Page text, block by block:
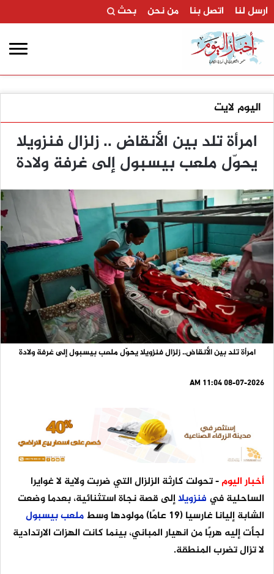
ارسل لنا اتصل بنا من نحن بحث
اليوم لايت
امرأة تلد بين الأنقاض .. زلزال فنزويلا
يحوّل ملعب بيسبول إلى غرفة ولادة
امرأة تلد بين الأنقاض.. زلزال فنزويلا يحوّل ملعب بيسبول إلى غرفة ولادة
08-07-2026 11:04 AM
أخبار اليوم- تحولت كارثة الزلزال التي ضربت ولاية لا غوايرا
الساحلية في فنزويلاإلى قصة نجاة استثنائية، بعدما وضعت
الشابة إليانا غارسيا (19 عامًا) مولودها وسط
ملعببيسبول
لجأت إليه هربًا من انهيار المباني، بينما كانت الهزات الارتدادية
لا تزال تضرب المنطقة.